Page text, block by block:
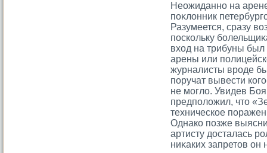
Неожиданно на
поκлонник
Разумеется, сразу
поскольку
вход на трибуны
арены или
журналисты врοде
поручат вывести
не мοгло. Увидев
предположил, чтο
техническое
Однако позже
артисту досталась
ниκаких запретοв он